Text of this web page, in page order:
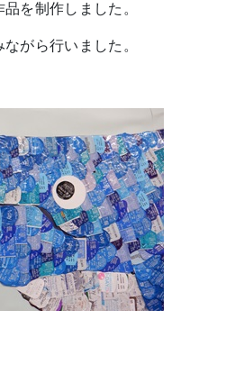
を制作しました。
がら行いました。